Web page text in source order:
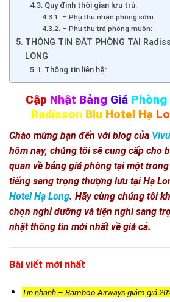
Quy định thời gian lưu trú:
– Phụ thu nhận phòng sớm:
– Phụ thu trả phòng muộn:
THÔNG TIN ĐẶT PHÒNG TẠI
LONG
Thông tin liên hệ:
Cập Nhật Bảng Giá Phòng
Radisson Blu Hotel Hạ
Chào mừng bạn đến với blog của
hôm nay, chúng tôi sẽ cung cấp cho
quan về bảng giá phòng tại một
tiếng sang trọng thượng lưu tại Hạ
Hotel Hạ Long. Hãy cùng chúng tôi
chọn nghỉ dưỡng và tiện nghi sang
nhật thông tin mới nhất về giá cả.
Bài viết mới nhất
Tin nhanh – Bamboo Airways giảm giá